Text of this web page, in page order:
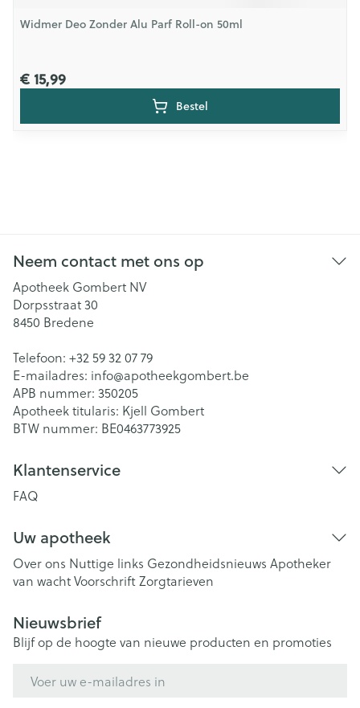
Widmer Deo Zonder Alu Parf Roll-on 50ml
€ 15,99
Bestel
Neem contact met ons op
Apotheek Gombert NV
Dorpsstraat 30
8450 Bredene
Telefoon: +32 59 32 07 79
E-mailadres: info@apotheekgombert.be
APB nummer: 350205
Apotheek titularis: Kjell Gombert
BTW nummer: BE0463773925
Klantenservice
FAQ
Uw apotheek
Over ons Nuttige links Gezondheidsnieuws Apotheker
van wachtVoorschriftZorgtarieven
Nieuwsbrief
Blijf op de hoogte van nieuwe producten en promoties